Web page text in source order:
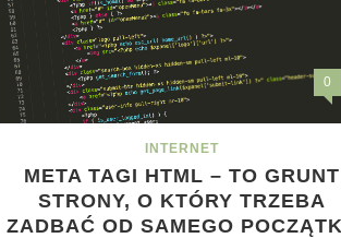
0
INTERNET
META TAGI HTML – TO GRUNT
STRONY, O KTÓRY TRZEBA
ZADBAĆ OD SAMEGO